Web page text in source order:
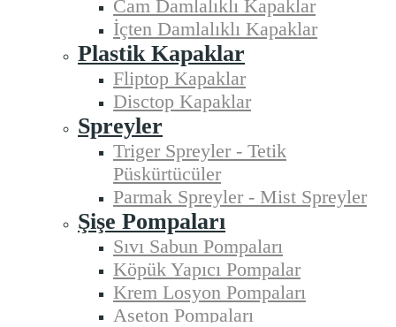
Cam Damlalıklı Kapaklar
İçten Damlalıklı Kapaklar
Plastik Kapaklar
Fliptop Kapaklar
Disctop Kapaklar
Spreyler
Triger Spreyler - Tetik
Püskürtücüler
Parmak Spreyler - Mist Spreyler
Şişe Pompaları
Sıvı Sabun Pompaları
Köpük Yapıcı Pompalar
Krem Losyon Pompaları
Aseton Pompaları